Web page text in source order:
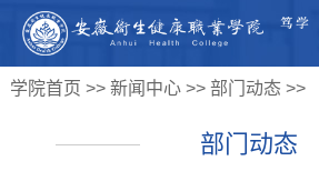
学院首页 >> 新闻中心>> 部门动态>>
部门动态